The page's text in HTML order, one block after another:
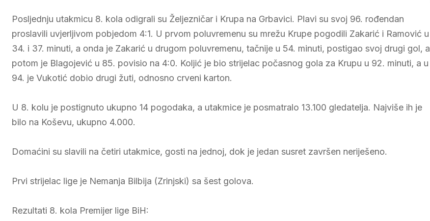
Posljednju utakmicu 8. kola odigrali su Željezničar i Krupa na Grbavici. Plavi su svoj 96. rođendan
proslavili uvjerljivom pobjedom 4:1. U prvom poluvremenu su mrežu Krupe pogodili Zakarić i Ramović u
34. i 37. minuti, a onda je Zakarić u drugom poluvremenu, tačnije u 54. minuti, postigao svoj drugi gol, a
potom je Blagojević u 85. povisio na 4:0. Koljić je bio strijelac počasnog gola za Krupu u 92. minuti, a u
94. je Vukotić dobio drugi žuti, odnosno crveni karton.
U 8. kolu je postignuto ukupno 14 pogodaka, a utakmice je posmatralo 13.100 gledatelja. Najviše ih je
bilo na Koševu, ukupno 4.000.
Domaćini su slavili na četiri utakmice, gosti na jednoj, dok je jedan susret završen neriješeno.
Prvi strijelac lige je Nemanja Bilbija (Zrinjski) sa šest golova.
Rezultati 8. kola Premijer lige BiH: